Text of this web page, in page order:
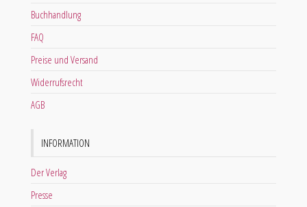
Buchhandlung
FAQ
Preise und Versand
Widerrufsrecht
AGB
INFORMATION
Der Verlag
Presse